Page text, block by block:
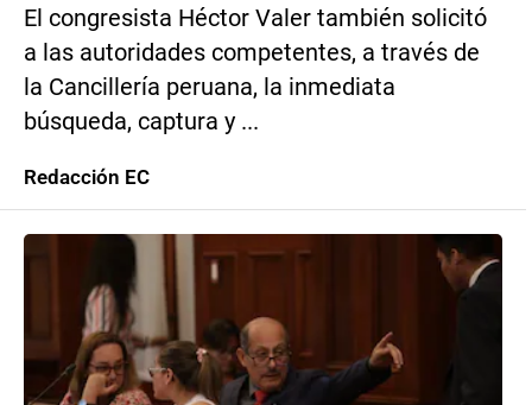
El congresista Héctor Valer también solicitó
a las autoridades competentes, a través de
la Cancillería peruana, la inmediata
búsqueda, captura y ...
Redacción EC